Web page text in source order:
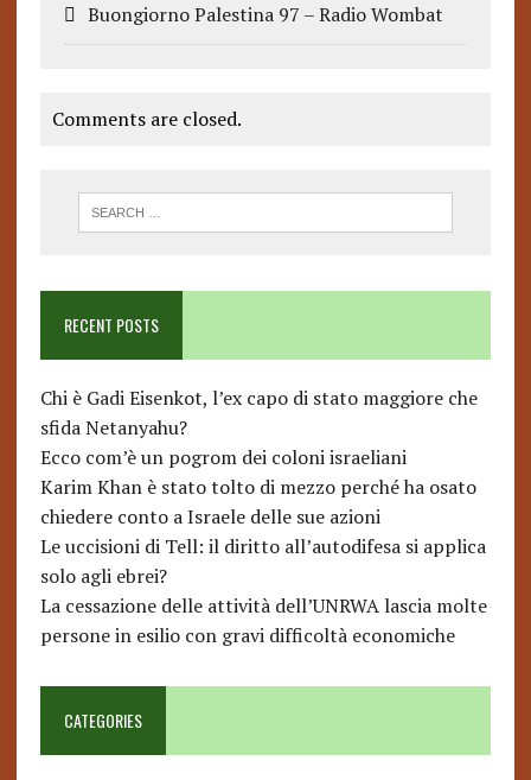
Buongiorno Palestina 97 – Radio Wombat
Comments are closed.
RECENT POSTS
Chi è Gadi Eisenkot, l’ex capo di stato maggiore che
sfida Netanyahu?
Ecco com’è un pogrom dei coloni israeliani
Karim Khan è stato tolto di mezzo perché ha osato
chiedere conto a Israele delle sue azioni
Le uccisioni di Tell: il diritto all’autodifesa si applica
solo agli ebrei?
La cessazione delle attività dell’UNRWA lascia molte
persone in esilio con gravi difficoltà economiche
CATEGORIES